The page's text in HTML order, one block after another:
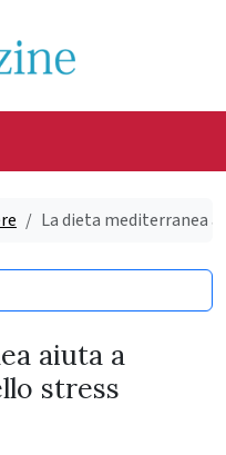
La dieta mediterranea
aiuta a
stress